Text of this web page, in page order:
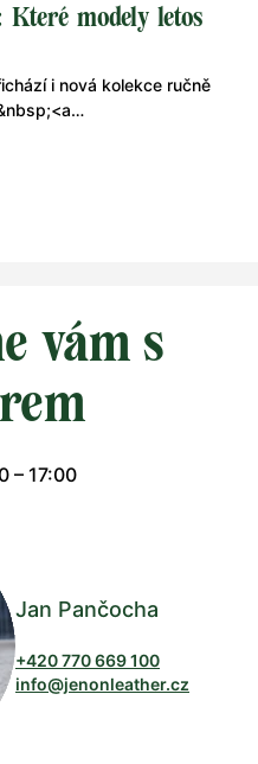
Které modely letos
i nová kolekce ručně
které respektují
vám s
– 17:00
Jan Pančocha
+420 770 669 100
info@jenonleather.cz